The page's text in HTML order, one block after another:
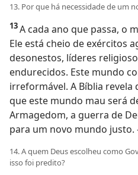
13. Por que há necessidade de um
13A cada ano que passa, o
Ele está cheio de exércitos
desonestos, líderes
endurecidos. Este mundo
irreformável. A Bíblia revela
que este mundo mau será
Armagedom, a guerra de
para um novo mundo
14. A quem Deus escolheu como
isso foi predito?